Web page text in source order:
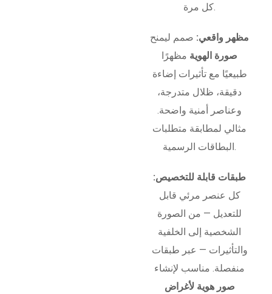
كل مرة.
مظهر واقعي: صمم ليمنح
صورة الهوية مظهرًا
طبيعيًا مع تأثيرات إضاءة
دقيقة، ظلال متدرجة،
وعناصر أمنية واضحة.
مثالي لمطابقة متطلبات
البطاقات الرسمية.
طبقات قابلة للتخصيص:
كل عنصر مرئي قابل
للتعديل — من الصورة
الشخصية إلى الخلفية
والتأثيرات — عبر طبقات
منفصلة. مناسب لإنشاء
صور هوية لأغراض